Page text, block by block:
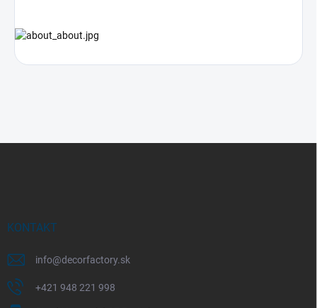
KONTAKT
info@decorfactory.sk
+421 948 221 998